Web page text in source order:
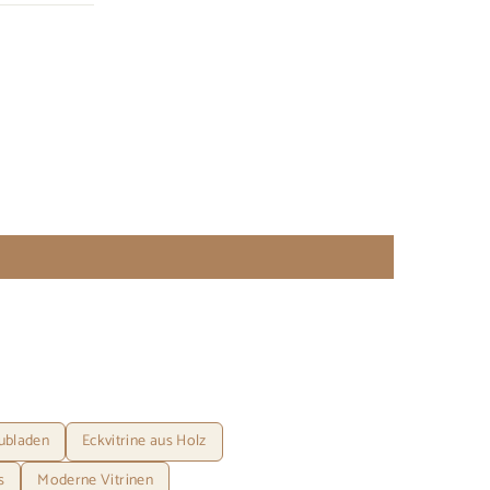
Eckvitrine aus Holz
Moderne Vitrinen